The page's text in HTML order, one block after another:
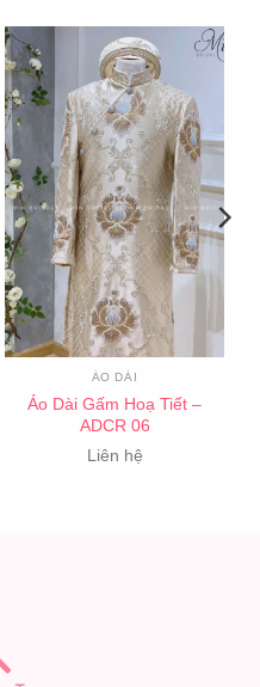
ÁO DÀI
Áo Dài Gấm Hoạ Tiết –
ADCR 06
Liên hệ